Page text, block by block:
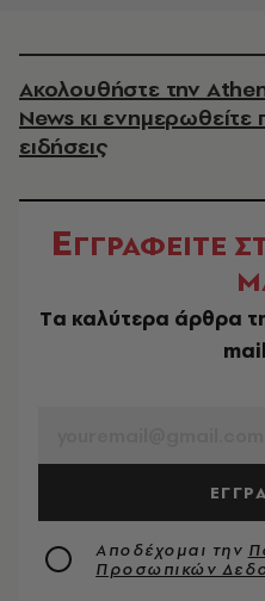
Ακολουθήστε την
News κι ενημερωθείτε
ειδήσεις
ΕΓΓΡΑΦΕΙΤΕ
Tα καλύτερα άρθρα
Αποδέχομαι την
Προσωπικών